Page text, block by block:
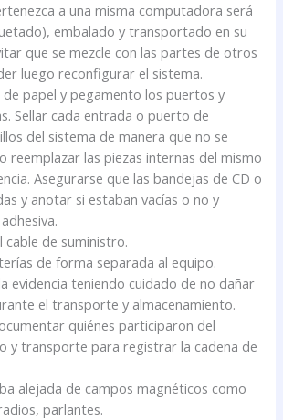
a una misma computadora será
embalado y transportado en su
que se mezcle con las partes de otros
luego reconfigurar el sistema.
de papel y pegamento los puertos y
Sellar cada entrada o puerto de
del sistema de manera que no se
reemplazar las piezas internas del mismo
Asegurarse que las bandejas de CD o
y anotar si estaban vacías o no y
cable de suministro.
de forma separada al equipo.
evidencia teniendo cuidado de no dañar
el transporte y almacenamiento.
quiénes participaron del
y transporte para registrar la cadena de
alejada de campos magnéticos como
parlantes.